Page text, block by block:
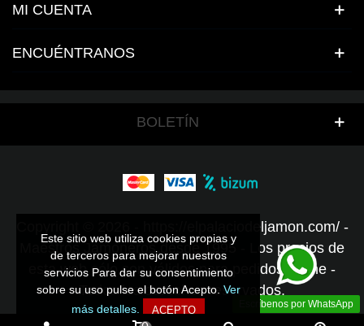
Este sitio web utiliza cookies propias y
de terceros para mejorar nuestros
servicios Para dar su consentimiento
sobre su uso pulse el botón Acepto. Ver
más detalles.
ACEPTO
MI CUENTA
ENCUÉNTRANOS
Este sitio web utiliza cookies propias y
de terceros para mejorar nuestros
servicios Para dar su consentimiento
sobre su uso pulse el botón Acepto. Ver
más detalles.
ACEPTO Escríbenos por WhatsApp
BOLETÍN
Copyright © 2026 - https://elpalaciodeljamon.com/ -
Maestros Jamoneros desde 1995 - Los precios de
esta web sólo son válidos para pedidos online -
Todos los derechos reservados.